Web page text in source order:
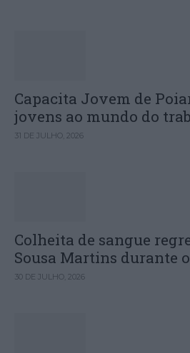
Capacita Jovem de
jovens ao mundo do
31 DE JULHO, 2026
Colheita de sangue
Sousa Martins durante o
30 DE JULHO, 2026